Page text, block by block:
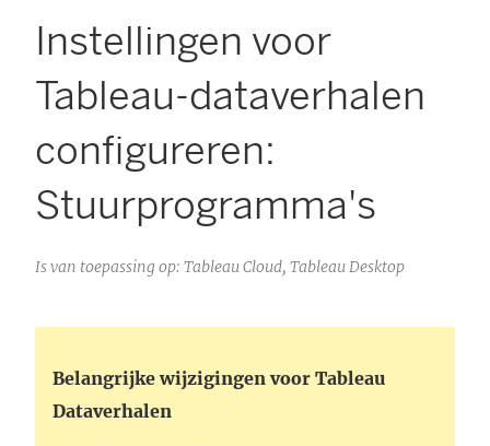
Instellingen voor
Tableau-dataverhalen
configureren:
Stuurprogramma's
Is van toepassing op: Tableau Cloud, Tableau Desktop
Belangrijke wijzigingen voor Tableau
Dataverhalen